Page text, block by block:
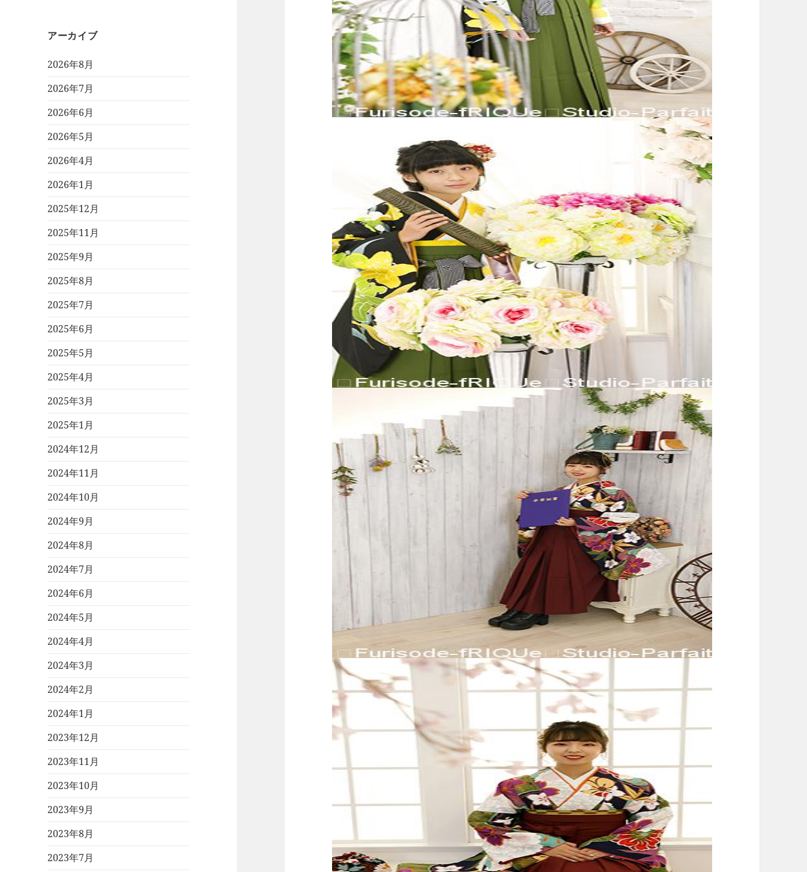
アーカイブ
2026年8月
2026年7月
2026年6月
2026年5月
2026年4月
2026年1月
2025年12月
2025年11月
2025年9月
2025年8月
2025年7月
2025年6月
2025年5月
2025年4月
2025年3月
2025年1月
2024年12月
2024年11月
2024年10月
2024年9月
2024年8月
2024年7月
2024年6月
2024年5月
2024年4月
2024年3月
2024年2月
2024年1月
2023年12月
2023年11月
2023年10月
2023年9月
2023年8月
2023年7月